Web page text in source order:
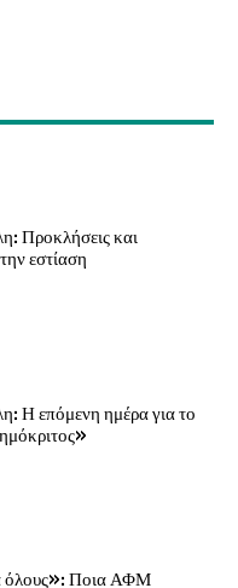
Προκλήσεις και
εστίαση
Η επόμενη ημέρα για το
όλους»: Ποια ΑΦΜ